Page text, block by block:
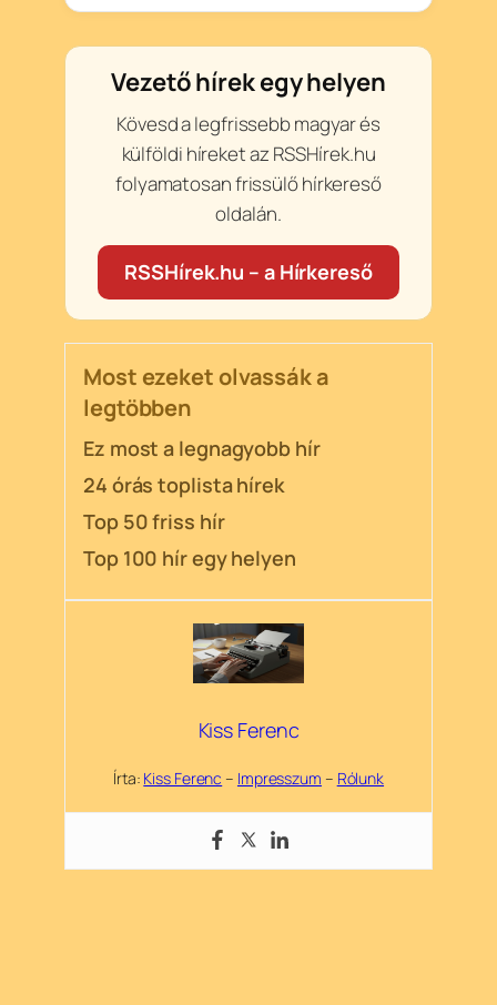
Vezető hírek egy helyen
Kövesd a legfrissebb magyar és
külföldi híreket az RSSHírek.hu
folyamatosan frissülő hírkereső
oldalán.
RSSHírek.hu – a Hírkereső
Most ezeket olvassák a
legtöbben
Ez most a legnagyobb hír
24 órás toplista hírek
Top 50 friss hír
Top 100 hír egy helyen
Kiss Ferenc
Írta: Kiss Ferenc – Impresszum – Rólunk